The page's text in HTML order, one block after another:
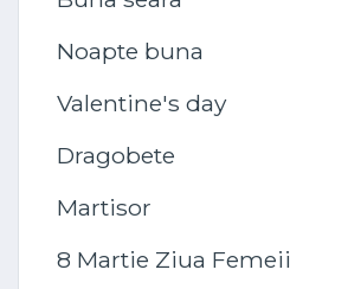
Noapte buna
Valentine's day
Dragobete
Martisor
8 Martie Ziua Femeii